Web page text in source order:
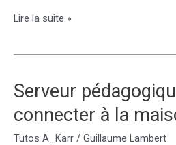
Créer
le
partager
sur
Google
Lire la suite »
Serveur
connecter à la
Tutos A_Karr / Guillaume Lambert